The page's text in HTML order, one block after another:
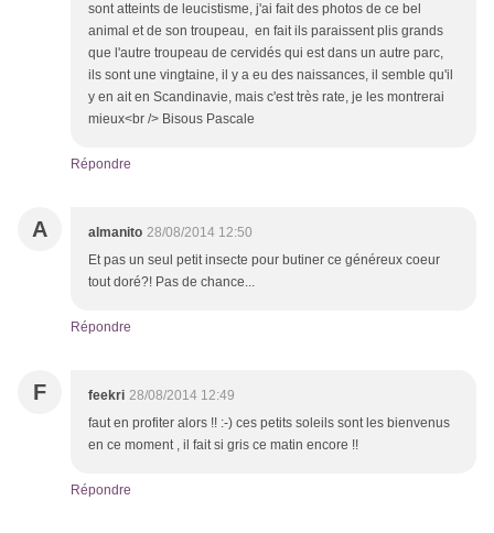
sont atteints de leucistisme, j'ai fait des photos de ce bel
animal et de son troupeau, en fait ils paraissent plis grands
que l'autre troupeau de cervidés qui est dans un autre parc,
ils sont une vingtaine, il y a eu des naissances, il semble qu'il
y en ait en Scandinavie, mais c'est très rate, je les montrerai
mieux<br /> Bisous Pascale
Répondre
A almanito 28/08/2014 12:50
Et pas un seul petit insecte pour butiner ce généreux coeur
tout doré?! Pas de chance...
Répondre
F feekri 28/08/2014 12:49
faut en profiter alors !! :-) ces petits soleils sont les bienvenus
en ce moment , il fait si gris ce matin encore !!
Répondre